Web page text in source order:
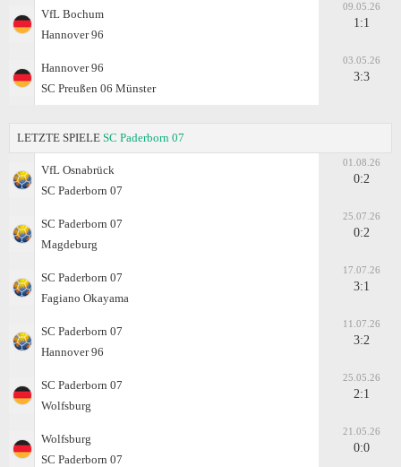
VfL Bochum
Hannover 96
09.05.26
1:1
Hannover 96
SC Preußen 06 Münster
03.05.26
3:3
LETZTE SPIELE SC Paderborn 07
VfL Osnabrück
SC Paderborn 07
01.08.26
0:2
SC Paderborn 07
Magdeburg
25.07.26
0:2
SC Paderborn 07
Fagiano Okayama
17.07.26
3:1
SC Paderborn 07
Hannover 96
11.07.26
3:2
SC Paderborn 07
Wolfsburg
25.05.26
2:1
Wolfsburg
SC Paderborn 07
21.05.26
0:0